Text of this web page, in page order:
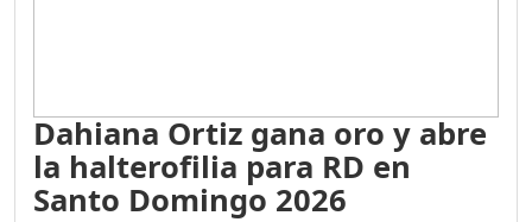
Dahiana Ortiz gana oro y abre
la halterofilia para RD en
Santo Domingo 2026